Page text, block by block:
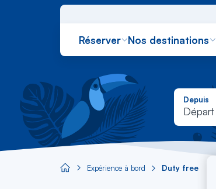
Réserver Nos destinations
Depuis
Départ
Aircaraibes.comExpérience à bord Duty free